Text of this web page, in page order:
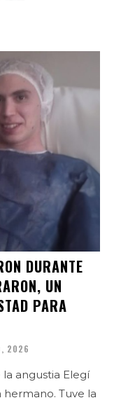
DURANTE
UN
PARA
2026
Elegí
Tuve la